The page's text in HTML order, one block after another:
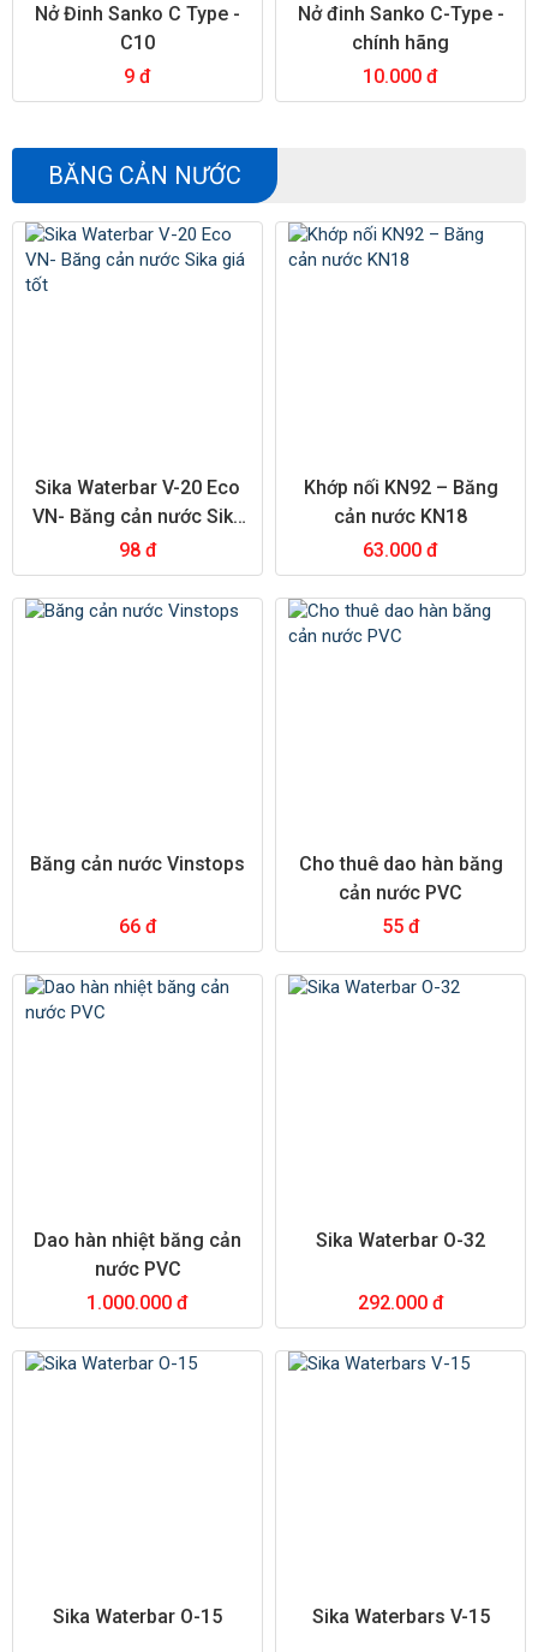
Nở Đinh Sanko C Type -
C10
9 đ
Nở đinh Sanko C-Type -
chính hãng
10.000 đ
BĂNG CẢN NƯỚC
Sika Waterbar V-20 Eco
VN- Băng cản nước Sika
giá tốt
98 đ
Khớp nối KN92 – Băng
cản nước KN18
63.000 đ
Băng cản nước Vinstops
66 đ
Cho thuê dao hàn băng
cản nước PVC
55 đ
Dao hàn nhiệt băng cản
nước PVC
1.000.000 đ
Sika Waterbar O-32
292.000 đ
Sika Waterbar O-15 Sika Waterbars V-15